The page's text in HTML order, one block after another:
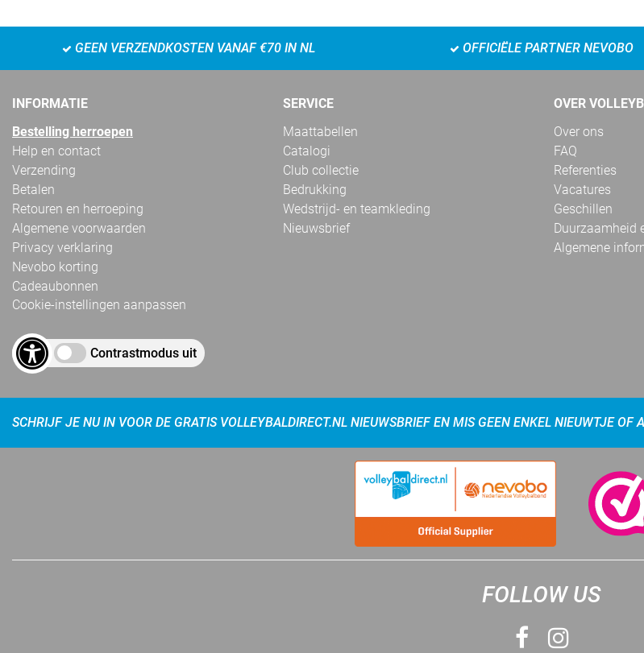
GEEN VERZENDKOSTEN VANAF €70 IN NL OFFICIËLE PARTNER NEVOBO
INFORMATIE
Bestelling herroepen
Help en contact
Verzending
Betalen
Retouren en herroeping
Algemene voorwaarden
Privacy verklaring
Nevobo korting
Cadeaubonnen
Cookie-instellingen aanpassen
Contrastmodus uit
SERVICE
Maattabellen
Catalogi
Club collectie
Bedrukking
Wedstrijd- en teamkleding
Nieuwsbrief
OVER
Over ons
FAQ
Referenties
Vacatures
Geschillen
Duurzaamheid
Algemene
SCHRIJF JE NU IN VOOR DE GRATIS VOLLEYBALDIRECT.NL NIEUWSBRIEF EN MIS GEEN ENKEL NIEUWTJE OF
FOLLOW US